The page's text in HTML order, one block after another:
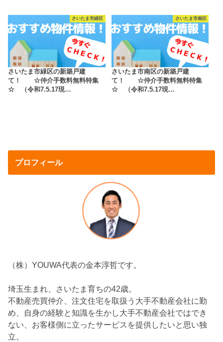
さいたま市緑区
さいたま市緑区の新築戸建
て！ ☆仲介手数料無料特集
☆ （令和7.5.17現…
さいたま市南区
さいたま市南区の新築戸建
て！ ☆仲介手数料無料特集
☆ （令和7.5.17現…
プロフィール
（株）YOUWA代表の金本淳哲です。
埼玉生まれ、さいたま育ちの42歳。
不動産売買仲介、注文住宅を取扱う大手不動産会社に勤
め、自身の経験と知識を生かし大手不動産会社ではでき
ない、お客様側に立ったサービスを提供したいと思い独
立。